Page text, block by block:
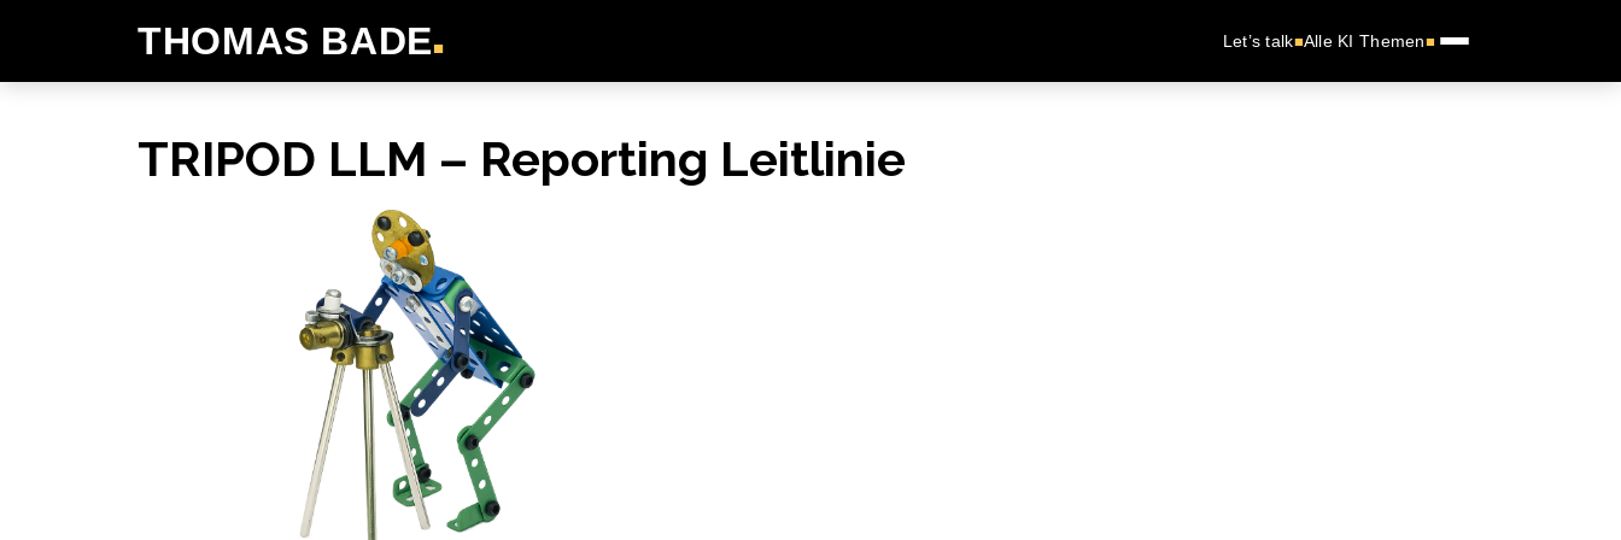
THOMAS BADE■ Let’s talk■Alle KI Themen■
TRIPOD LLM – Reporting Leitlinie